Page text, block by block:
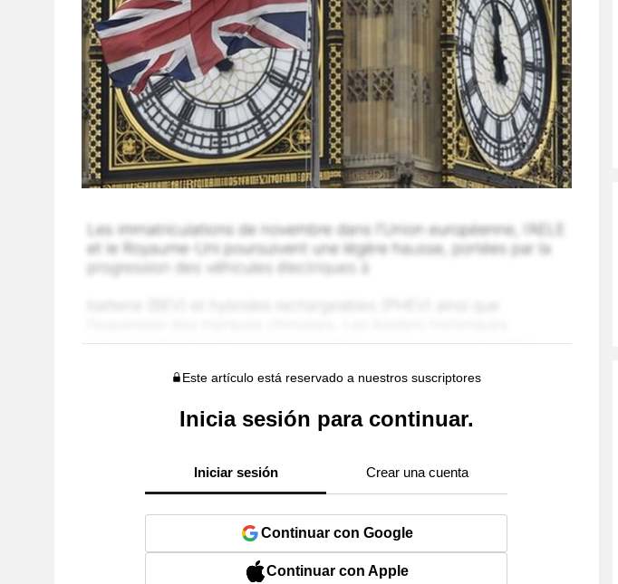
Este artículo está reservado a nuestros suscriptores
Inicia sesión para continuar.
Iniciar sesión Crear una cuenta
Continuar con Google
Continuar con Apple